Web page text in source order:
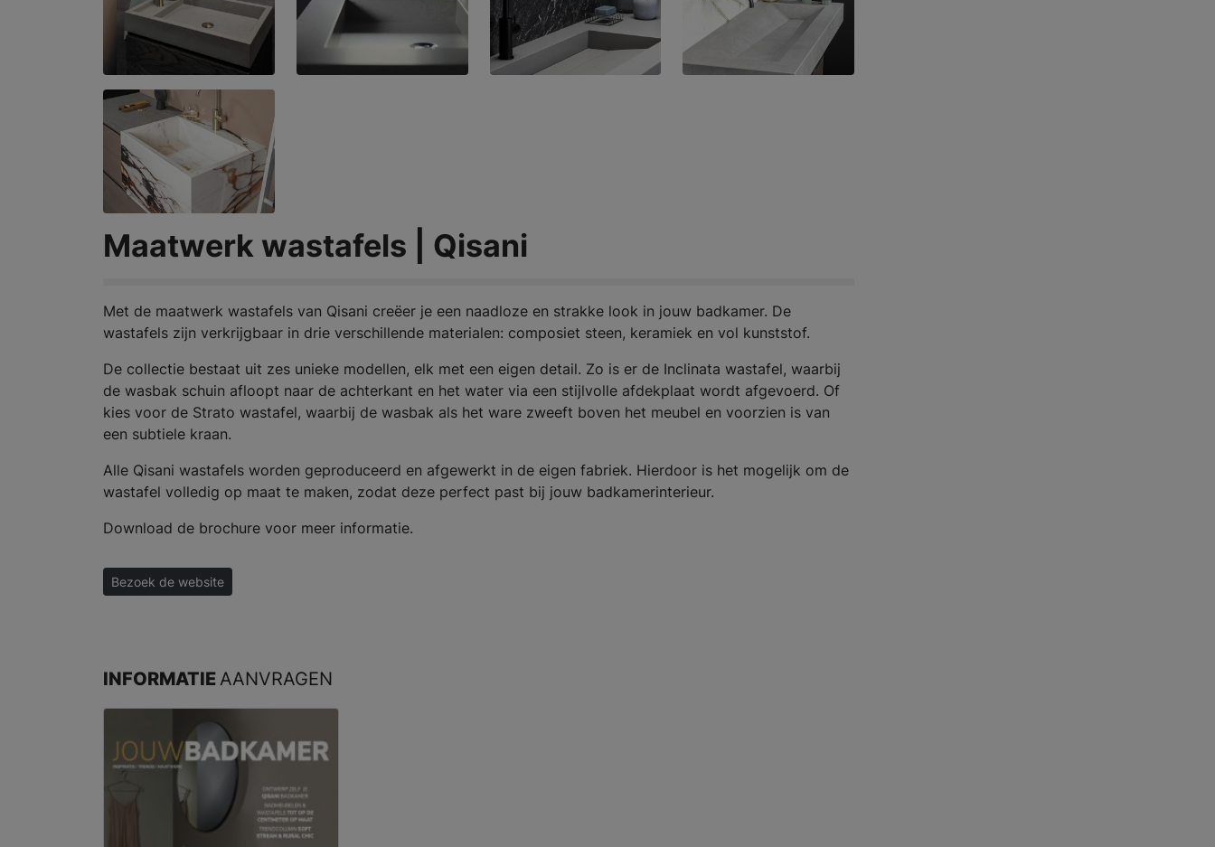
Maatwerk wastafels | Qisani
Met de maatwerk wastafels van Qisani creëer je een naadloze en strakke look in jouw badkamer. De
wastafels zijn verkrijgbaar in drie verschillende materialen: composiet steen, keramiek en vol kunststof.
De collectie bestaat uit zes unieke modellen, elk met een eigen detail. Zo is er de Inclinata wastafel, waarbij
de wasbak schuin afloopt naar de achterkant en het water via een stijlvolle afdekplaat wordt afgevoerd. Of
kies voor de Strato wastafel, waarbij de wasbak als het ware zweeft boven het meubel en voorzien is van
een subtiele kraan.
Alle Qisani wastafels worden geproduceerd en afgewerkt in de eigen fabriek. Hierdoor is het mogelijk om de
wastafel volledig op maat te maken, zodat deze perfect past bij jouw badkamerinterieur.
Download de brochure voor meer informatie.
Bezoek de website
INFORMATIE AANVRAGEN